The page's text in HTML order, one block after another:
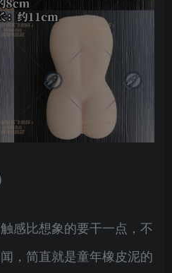
感比想象的要干一点，不
，简直就是童年橡皮泥的